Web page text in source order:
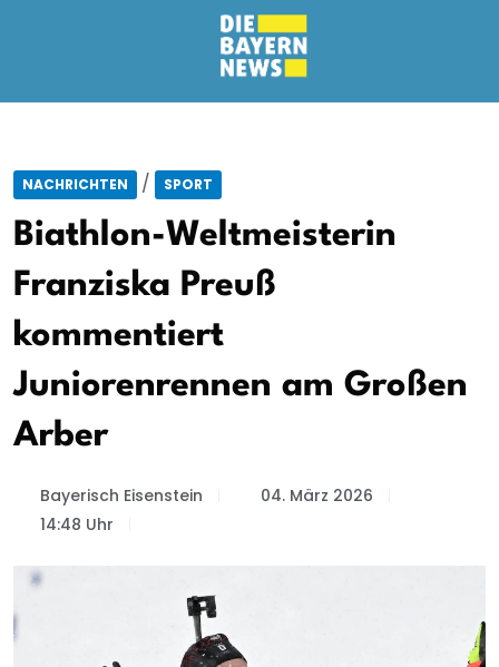
NACHRICHTEN / SPORT
Biathlon-Weltmeisterin
Franziska Preuß
kommentiert
Juniorenrennen am Großen
Arber
Bayerisch Eisenstein
04. März 2026
14:48 Uhr